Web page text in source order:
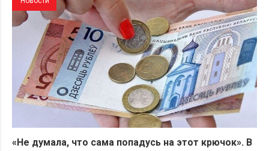
«Не думала, что сама попадусь на этот крючок». В